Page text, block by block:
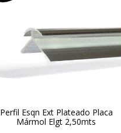
Perfil Esqn Ext Plateado Placa
Mármol Elgt 2,50mts